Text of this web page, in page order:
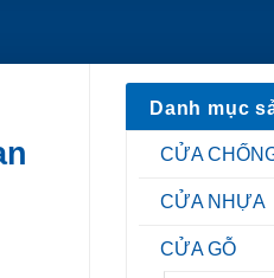
Danh mục
CỬA
CỬA NHỰA
CỬA GỖ